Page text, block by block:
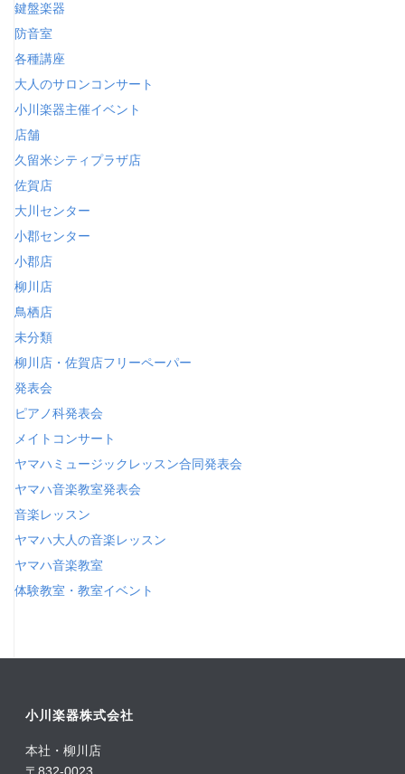
鍵盤楽器
防音室
各種講座
大人のサロンコンサート
小川楽器主催イベント
店舗
久留米シティプラザ店
佐賀店
大川センター
小郡センター
小郡店
柳川店
鳥栖店
未分類
柳川店・佐賀店フリーペーパー
発表会
ピアノ科発表会
メイトコンサート
ヤマハミュージックレッスン合同発表会
ヤマハ音楽教室発表会
音楽レッスン
ヤマハ大人の音楽レッスン
ヤマハ音楽教室
体験教室・教室イベント
小川楽器株式会社
本社・柳川店